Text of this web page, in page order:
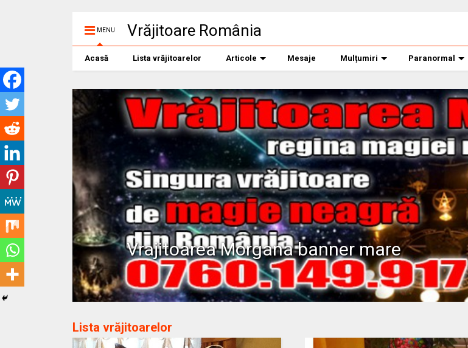
MENU Vrăjitoare România
Acasă Lista vrăjitoarelor Articole Mesaje Mulțumiri Paranormal
Vrajitoarea Morgana banner mare
Lista vrăjitoarelor